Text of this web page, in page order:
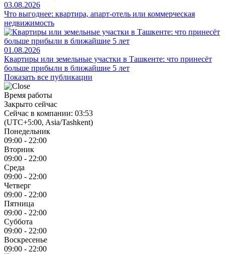
03.08.2026
Что выгоднее: квартира, апарт-отель или коммерческая
недвижимость
01.08.2026
Квартиры или земельные участки в Ташкенте: что принесёт
больше прибыли в ближайшие 5 лет
Показать все публикации
Время работы
Закрыто сейчас
Сейчас в компании: 03:53
(UTC+5:00, Asia/Tashkent)
Понедельник
09:00 - 22:00
Вторник
09:00 - 22:00
Среда
09:00 - 22:00
Четверг
09:00 - 22:00
Пятница
09:00 - 22:00
Суббота
09:00 - 22:00
Воскресенье
09:00 - 22:00